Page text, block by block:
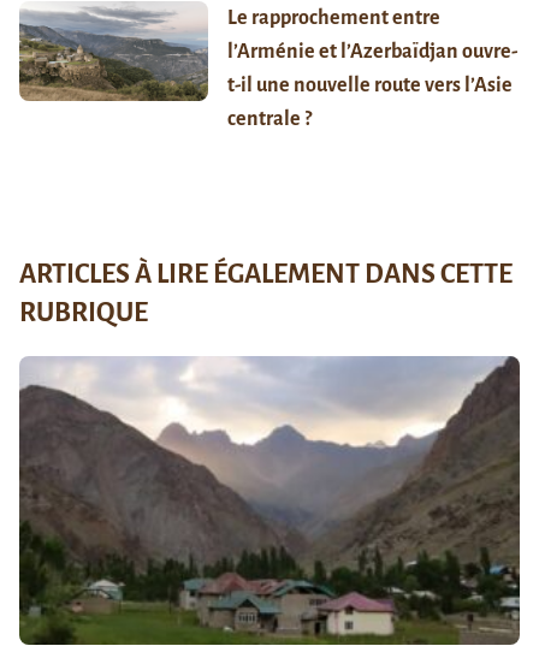
Le rapprochement entre
l’Arménie et l’Azerbaïdjan ouvre-
t-il une nouvelle route vers l’Asie
centrale ?
ARTICLES À LIRE ÉGALEMENT DANS CETTE
RUBRIQUE